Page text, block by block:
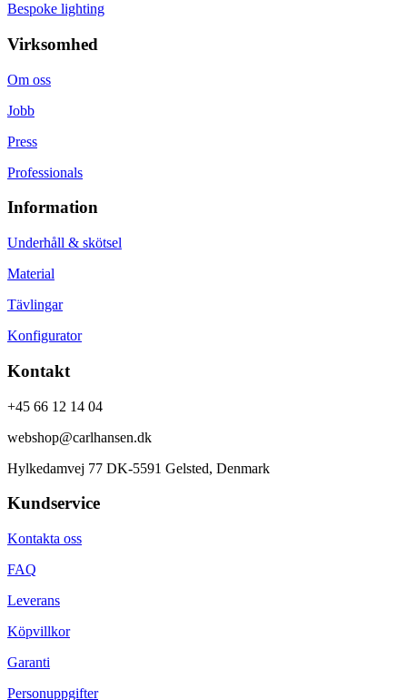
Bespoke lighting
Virksomhed
Om oss
Jobb
Press
Professionals
Information
Underhåll & skötsel
Material
Tävlingar
Konfigurator
Kontakt
+45 66 12 14 04
webshop@carlhansen.dk
Hylkedamvej 77 DK-5591 Gelsted, Denmark
Kundservice
Kontakta oss
FAQ
Leverans
Köpvillkor
Garanti
Personuppgifter